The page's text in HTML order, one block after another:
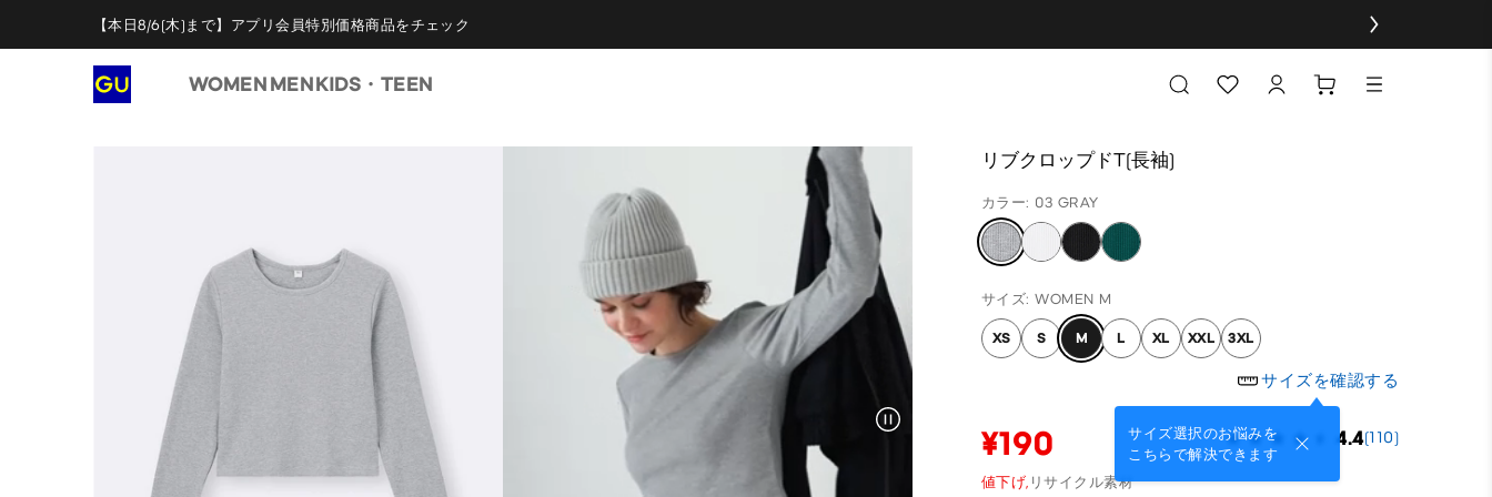
【本日8/6(木)まで】アプリ会員特別価格商品をチェック
WOMEN MENKIDS・TEEN
リブクロップドT(長袖)
カラー: 03 GRAY
サイズ: WOMEN M
XS S M L XL XXL 3XL
サイズを確認する
サイズ選択のお悩みを
こちらで解決できます
¥190 4.4(110)
値下げ, リサイクル素材